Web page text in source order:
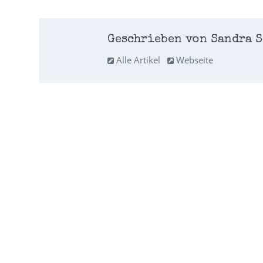
Geschrieben von Sandra
Alle Artikel
Webseite